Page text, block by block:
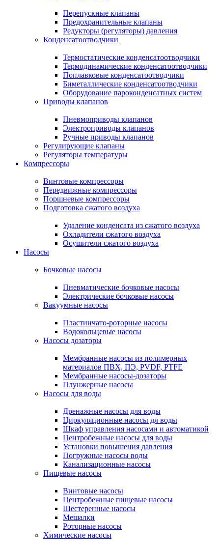
Перепускные клапаны
Предохранительные клапаны
Редукторы (регуляторы) давления
Конденсатоотводчики
Термостатические конденсатоотводчики
Термодинамические конденсатоотводчики
Поплавковые конденсатоотводчики
Биметаллические конденсатоотводчики
Оборудование пароконденсатных систем
Приводы клапанов
Пневмоприводы клапанов
Электроприводы клапанов
Ручные приводы клапанов
Регулирующие клапаны
Регуляторы температуры
Компрессоры
Винтовые компрессоры
Передвижные компрессоры
Поршневые компрессоры
Подготовка сжатого воздуха
Удаление конденсата из сжатого воздуха
Охладители сжатого воздуха
Осушители сжатого воздуха
Насосы
Бочковые насосы
Пневматические бочковые насосы
Электрические бочковые насосы
Вакуумные насосы
Пластинчато-роторные насосы
Водокольцевые насосы
Насосы дозаторы
Мембранные насосы из полимерных
материалов ПВХ, ПЭ, PVDF, PTFE
Мембранные насосы-дозаторы
Плунжерные насосы
Насосы для воды
Дренажные насосы для воды
Циркуляционные насосы дл воды
Шкаф управления насосами и автоматикой
Центробежные насосы для воды
Установки повышения давления
Погружные насосы воды
Канализационные насосы
Пищевые насосы
Винтовые насосы
Центробежные пищевые насосы
Шестеренные насосы
Мешалки
Роторные насосы
Химические насосы